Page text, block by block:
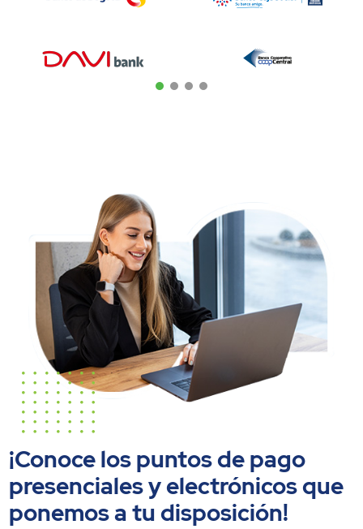
¡Conoce los puntos de pago
presenciales y electrónicos que
ponemos a tu disposición!